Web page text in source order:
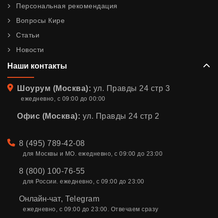
Персональная рекомендация
Вопросы Кире
Статьи
Новости
Наши контакты
Адрес
Шоурум (Москва): ул. Правды 24 стр 3
ежедневно, с 09:00 до 00:00
Офис (Москва): ул. Правды 24 стр 2
Телефон
8 (495) 789-42-08
для Москвы и МО. ежедневно, с 09:00 до 23:00
8 (800) 100-76-55
для России. ежедневно, с 09:00 до 23:00
Онлайн-чат, Telegram
ежедневно, с 09:00 до 23:00. Отвечаем сразу